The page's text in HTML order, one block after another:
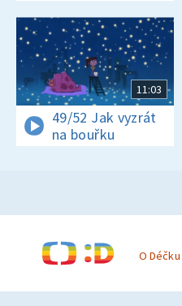
11:03
49/52 Jak vyzrát
na bouřku
O Déčku